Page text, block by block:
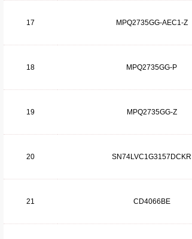
17 MPQ2735GG-AEC1-Z
18 MPQ2735GG-P
19 MPQ2735GG-Z
20 SN74LVC1G3157DCKR
21 CD4066BE